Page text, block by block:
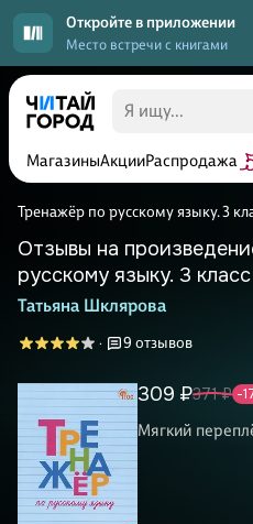
Откройте в приложении
Место встречи с книгами
МагазиныАкцииРаспродажа
Тренажёр по русскому языку. 3
Отзывы на
русскому языку. 3 класс
Татьяна Шклярова
· 9 отзывов
309 ₽371 ₽ -
Мягкий